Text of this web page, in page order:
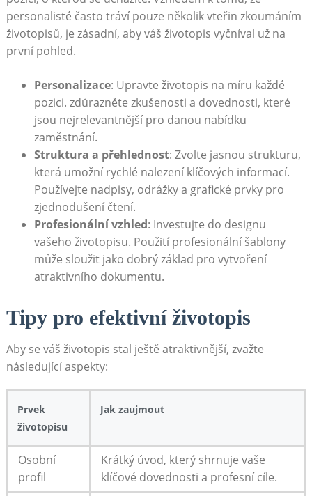
personalisté často tráví pouze ⁢několik vteřin zkoumáním
životopisů,⁢ je zásadní, aby váš životopis vyčníval už na
první pohled.
Personalizace: Upravte životopis na míru každé
pozici. ‌zdůrazněte⁣ zkušenosti a dovednosti,⁤ které
jsou nejrelevantnější pro danou nabídku
zaměstnání.
Struktura a přehlednost: Zvolte jasnou ⁣strukturu,
která umožní rychlé ⁤nalezení klíčových informací.
Používejte ⁤nadpisy, odrážky a grafické prvky pro
zjednodušení čtení.
Profesionální vzhled: Investujte do designu
vašeho životopisu. Použití profesionální šablony
může sloužit jako dobrý základ pro vytvoření⁢
atraktivního dokumentu.
Tipy ⁣pro efektivní‍ životopis
Aby⁢ se‌ váš životopis ‌stal ještě atraktivnější, zvažte
následující ⁣aspekty:
Prvek
životopisu
Jak ⁢zaujmout
Osobní
profil
Krátký úvod, který shrnuje vaše
klíčové ‍dovednosti a profesní cíle.